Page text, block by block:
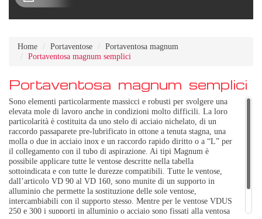
Home Portaventose
Portaventosa magnum
Portaventosa magnum semplici
Portaventosa magnum semplici
Sono elementi particolarmente massicci e robusti per svolgere una
elevata mole di lavoro anche in condizioni molto difficili. La loro
particolarità è costituita da uno stelo di acciaio nichelato, di un
raccordo passaparete pre-lubrificato in ottone a tenuta stagna, una
molla o due in acciaio inox e un raccordo rapido diritto o a “L” per
il collegamento con il tubo di aspirazione. Ai tipi Magnum è
possibile applicare tutte le ventose descritte nella tabella
sottoindicata e con tutte le durezze compatibili. Tutte le ventose,
dall’articolo VD 90 al VD 160, sono munite di un supporto in
alluminio che permette la sostituzione delle sole ventose,
intercambiabili con il supporto stesso. Mentre per le ventose VDUS
250 e 300 i supporti in alluminio o acciaio sono fissati alla ventosa